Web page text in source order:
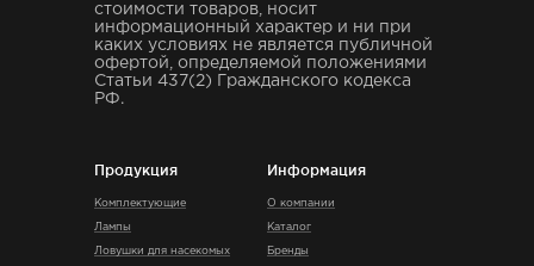
стоимости товаров, носит
информационный характер и ни при
каких условиях не является публичной
офертой, определяемой положениями
Статьи 437(2) Гражданского кодекса
РФ.
Продукция
Комплектующие
Лампы
Ловушки для насекомых
Информация
О компании
Каталог
Бренды